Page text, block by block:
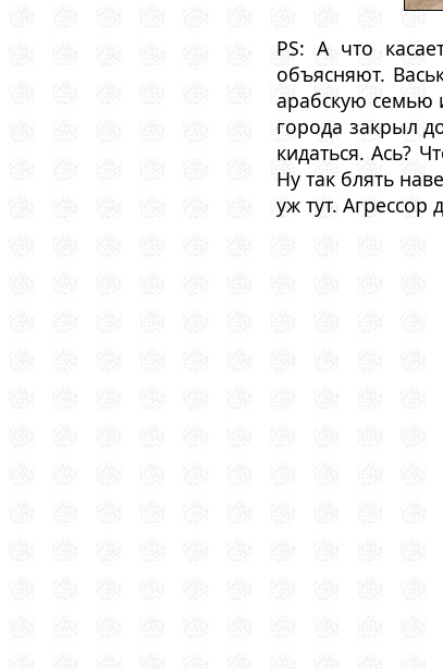
PS: А что
объясняют.
арабскую семью
города закрыл
кидаться. Ась?
Ну так блять
уж тут.